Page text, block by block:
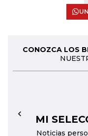
CONOZCA LOS
MI
Noticias
←